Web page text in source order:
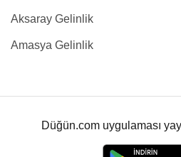
Aksaray Gelinlik
Amasya Gelinlik
Düğün.com uygulaması